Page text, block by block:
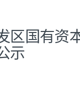
区国有资
示